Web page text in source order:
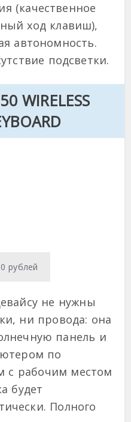
(качественное
ход клавиш),
автономность.
подсветки.
WIRELESS
рублей
не нужны
ни провода: она
панель и
по
с рабочим местом
будет
Полного